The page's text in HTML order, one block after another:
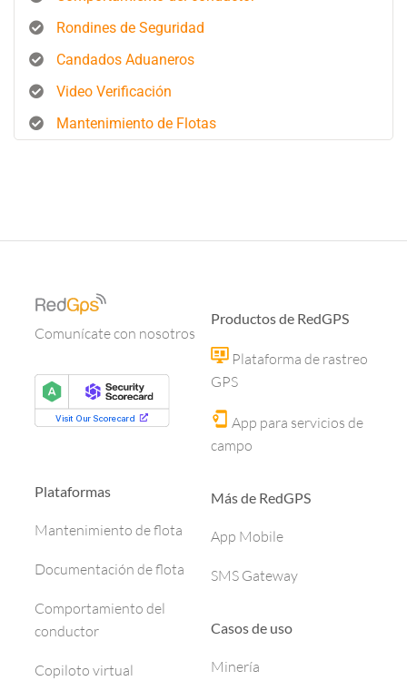
Rondines de Seguridad
Candados Aduaneros
Video Verificación
Mantenimiento de Flotas
Comunícate con nosotros
Plataformas
Mantenimiento de flota
Documentación de flota
Comportamiento del
conductor
Copiloto virtual
Productos de RedGPS
Plataforma de rastreo
GPS
App para servicios de
campo
Más de RedGPS
App Mobile
SMS Gateway
Casos de uso
Minería